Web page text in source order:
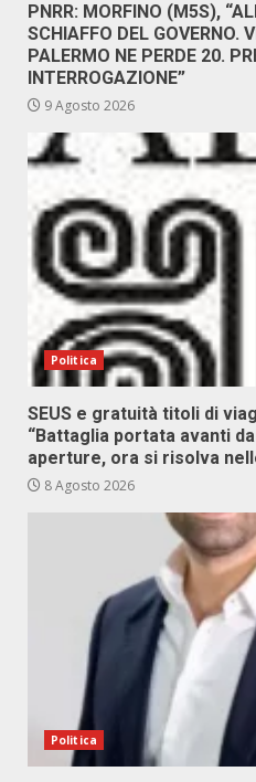
PNRR: MORFINO (M5S),
SCHIAFFO DEL GOVERNO.
PALERMO NE PERDE 20.
INTERROGAZIONE”
9 Agosto 2026
Politica
SEUS e gratuità titoli di
“Battaglia portata avanti
aperture, ora si risolva
8 Agosto 2026
Politica